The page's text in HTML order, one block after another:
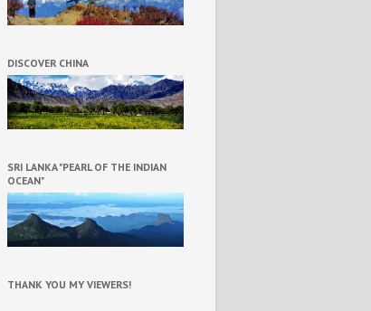
DISCOVER CHINA
SRI LANKA "PEARL OF THE INDIAN
OCEAN"
THANK YOU MY VIEWERS!